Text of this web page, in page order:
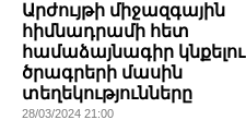
Արժույթի միջազգային
հիմնադրամի հետ
համաձայնագիր կնքելու
ծրագրերի մասին
տեղեկությունները
28/03/2024 21:00